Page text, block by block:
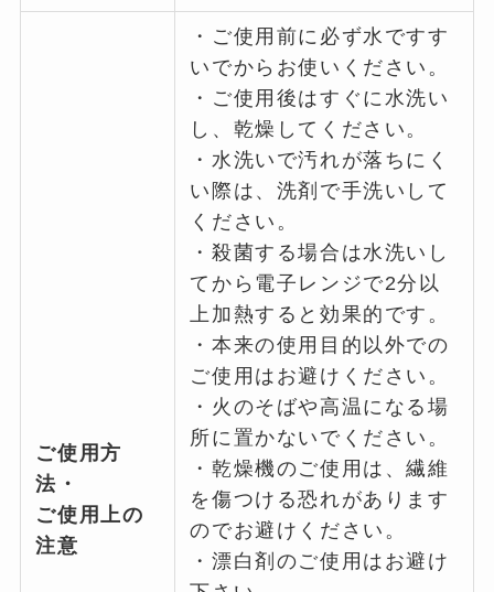
ご使用方
法・
ご使用上の
注意
・ご使用前に必ず水ですす
いでからお使いください。
・ご使用後はすぐに水洗い
し、乾燥してください。
・水洗いで汚れが落ちにく
い際は、洗剤で手洗いして
ください。
・殺菌する場合は水洗いし
てから電子レンジで2分以
上加熱すると効果的です。
・本来の使用目的以外での
ご使用はお避けください。
・火のそばや高温になる場
所に置かないでください。
・乾燥機のご使用は、繊維
を傷つける恐れがあります
のでお避けください。
・漂白剤のご使用はお避け